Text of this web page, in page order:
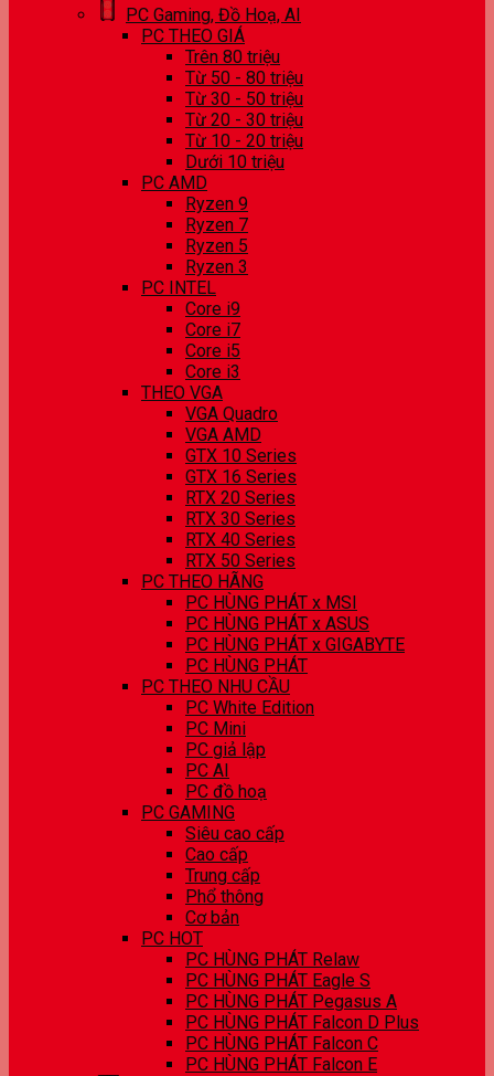
PC Gaming, Đồ Hoạ, AI
PC THEO GIÁ
Trên 80 triệu
Từ 50 - 80 triệu
Từ 30 - 50 triệu
Từ 20 - 30 triệu
Từ 10 - 20 triệu
Dưới 10 triệu
PC AMD
Ryzen 9
Ryzen 7
Ryzen 5
Ryzen 3
PC INTEL
Core i9
Core i7
Core i5
Core i3
THEO VGA
VGA Quadro
VGA AMD
GTX 10 Series
GTX 16 Series
RTX 20 Series
RTX 30 Series
RTX 40 Series
RTX 50 Series
PC THEO HÃNG
PC HÙNG PHÁT x MSI
PC HÙNG PHÁT x ASUS
PC HÙNG PHÁT x GIGABYTE
PC HÙNG PHÁT
PC THEO NHU CẦU
PC White Edition
PC Mini
PC giả lập
PC AI
PC đồ hoạ
PC GAMING
Siêu cao cấp
Cao cấp
Trung cấp
Phổ thông
Cơ bản
PC HOT
PC HÙNG PHÁT Relaw
PC HÙNG PHÁT Eagle S
PC HÙNG PHÁT Pegasus A
PC HÙNG PHÁT Falcon D Plus
PC HÙNG PHÁT Falcon C
PC HÙNG PHÁT Falcon E